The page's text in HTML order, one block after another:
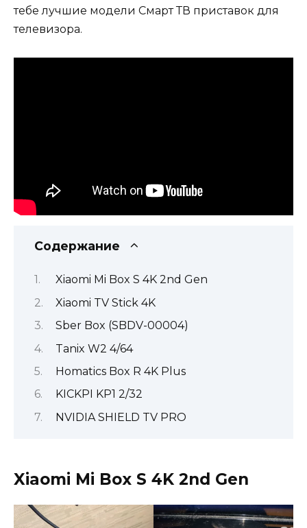
тебе лучшие модели Смарт ТВ приставок для
телевизора.
Содержание
Xiaomi Mi Box S 4K 2nd Gen
Xiaomi TV Stick 4K
Sber Box (SBDV-00004)
Tanix W2 4/64
Homatics Box R 4K Plus
KICKPI KP1 2/32
NVIDIA SHIELD TV PRO
Xiaomi Mi Box S 4K 2nd Gen